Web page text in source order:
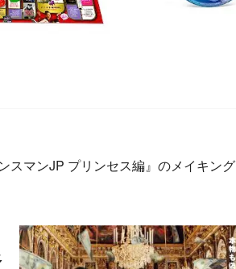
スマンJP プリンセス編』のメイキング